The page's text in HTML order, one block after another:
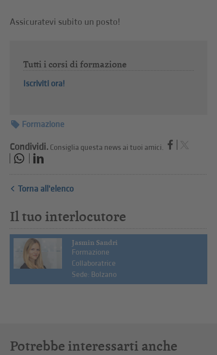
Assicuratevi subito un posto!
Tutti i corsi di formazione
Iscriviti ora!
Formazione
Condividi. Consiglia questa news ai tuoi amici.
Torna all'elenco
Il tuo interlocutore
Jasmin Sandri
Formazione
Collaboratrice
Sede: Bolzano
Potrebbe interessarti anche